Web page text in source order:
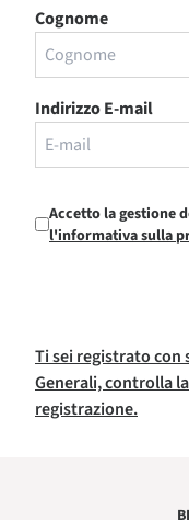
Cognome
Indirizzo E-mail
Accetto la gestione
l'informativa sulla
Ti sei registrato con
Generali, controlla
registrazione.